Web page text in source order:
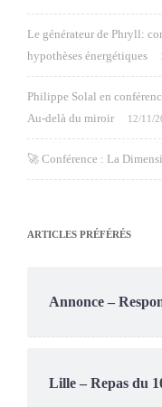
Le générateur de Phryll:
hypothèses énergétiques
Philippe Solal en
Au-delà du miroir
12/11/
🚀 Conférence : La
ARTICLES PRÉFÉRÉS
Annonce –
Lille – Repas du